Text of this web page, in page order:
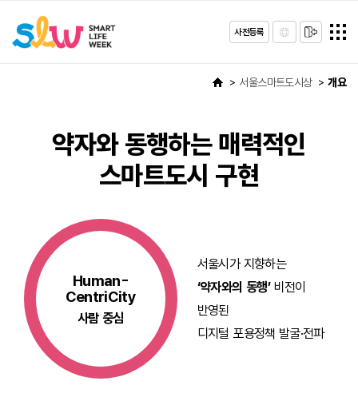
사전등록
서울스마트도시상 개요
약자와 동행하는 매력적인
스마트도시 구현
Human-
CentriCity
사람 중심
서울시가 지향하는
‘약자와의 동행’비전이
반영된
디지털 포용정책 발굴·전파